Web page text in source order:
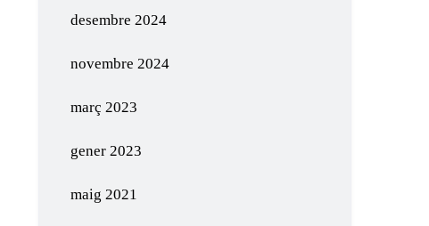
desembre 2024
novembre 2024
març 2023
gener 2023
maig 2021